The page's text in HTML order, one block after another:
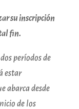
su inscripción
fin.
períodos de
estar
abarca desde
de los